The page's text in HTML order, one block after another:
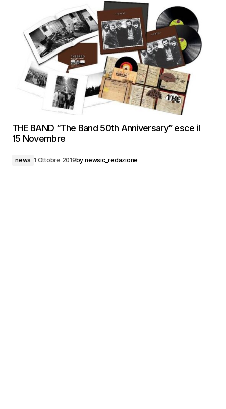
THE BAND “The Band 50th Anniversary” esce il
15 Novembre
news 1 Ottobre 2019by newsic_redazione